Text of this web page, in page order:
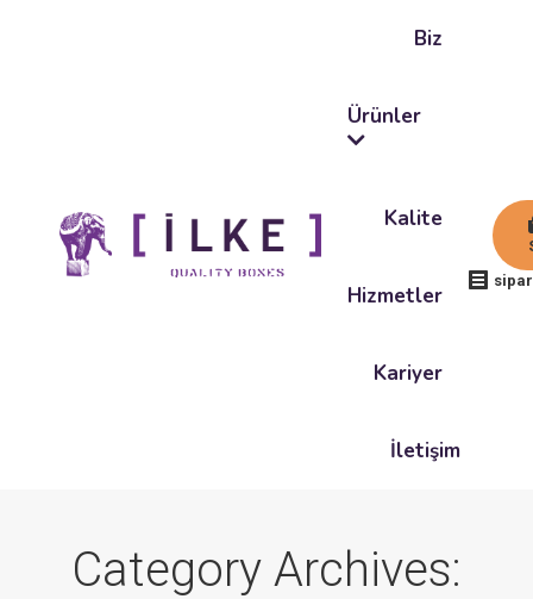
Biz
Ürünler
Kalite
Hizmetler
Kariyer
İletişim
Category Archives: